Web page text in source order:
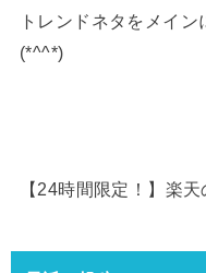
トレンドネタをメイ
(*^^*)
【24時間限定！】楽